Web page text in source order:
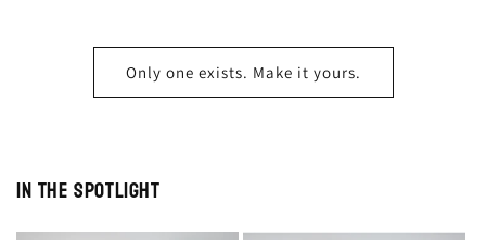
Only one exists. Make it yours.
In the Spotlight